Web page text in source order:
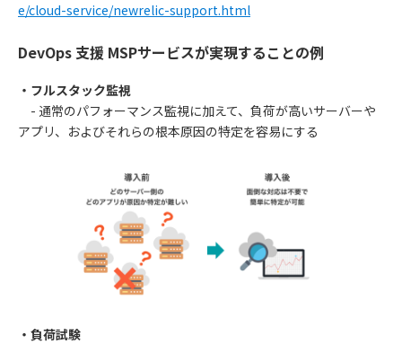
e/cloud-service/newrelic-support.html
DevOps 支援 MSPサービスが実現することの例
・フルスタック監視
- 通常のパフォーマンス監視に加えて、負荷が高いサーバーや
アプリ、およびそれらの根本原因の特定を容易にする
・負荷試験